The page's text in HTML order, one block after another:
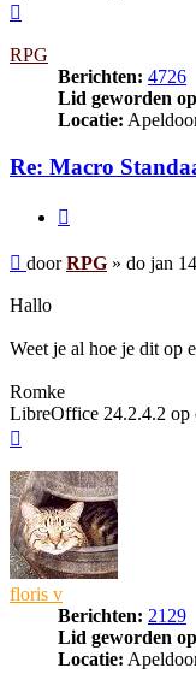
RPG
Berichten: 4726
Lid geworden
Locatie:
Re: Macro
Bericht
doorRPG » do jan
Hallo
Weet je al hoe je dit op
Romke
LibreOffice 24.2.4.2 op
floris v
Berichten: 2129
Lid geworden
Locatie: